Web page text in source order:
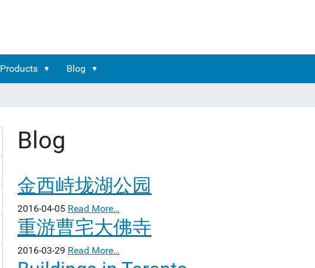
Products Blog
Blog
金西峙垅湖公园
2016-04-05 Read More…
重游曹宅大佛寺
2016-03-29 Read More…